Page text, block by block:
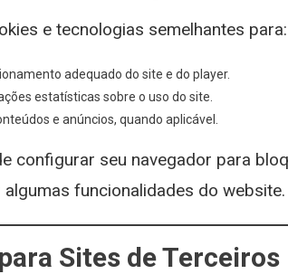
e tecnologias semelhantes para:
adequado do site e do player.
estatísticas sobre o uso do site.
e anúncios, quando aplicável.
configurar seu navegador para
funcionalidades do website.
Sites de Terceiros